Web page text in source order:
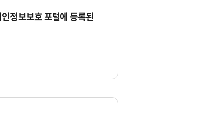
정보보호 포털에 등록된